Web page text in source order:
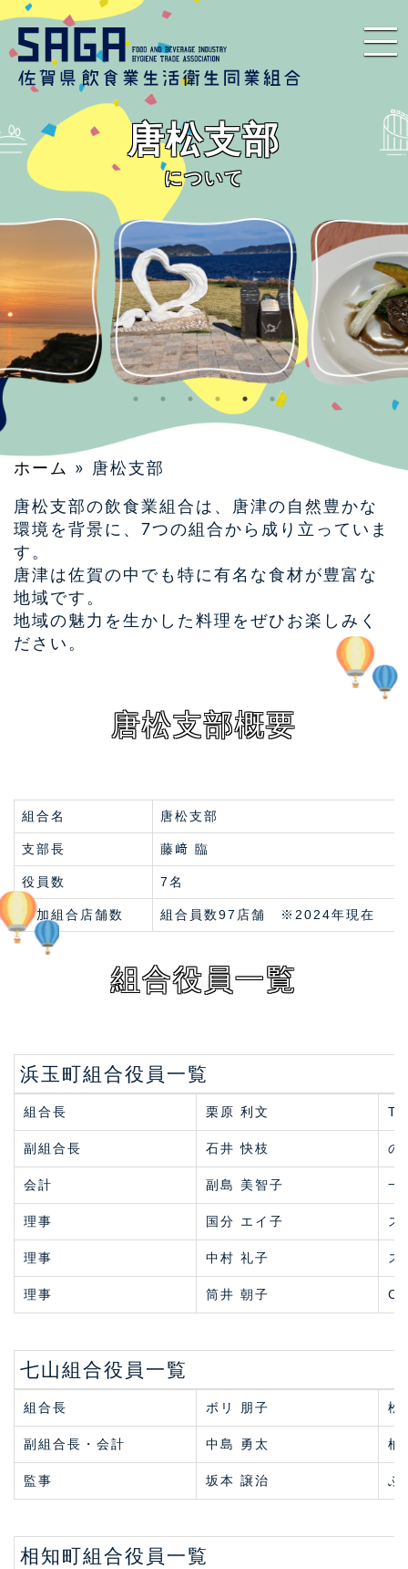
唐松支部
について
ホーム » 唐松支部
唐松支部の飲食業組合は、唐津の自然豊かな
環境を背景に、7つの組合から成り立っていま
す。
唐津は佐賀の中でも特に有名な食材が豊富な
地域です。
地域の魅力を生かした料理をぜひお楽しみく
ださい。
唐松支部概要
組合名 唐松支部
支部長 藤﨑 臨
役員数 7名
参加組合店舗数 組合員数97店舗 ※2024年現在
組合役員一覧
浜玉町組合役員一覧
組合長 栗原 利文 T-
副組合長 石井 快枝 の
会計 副島 美智子 一
理事 国分 エイ子 ス
理事 中村 礼子 ス
理事 筒井 朝子
七山組合役員一覧
組合長 ボリ 朋子 松
副組合長・会計 中島 勇太 柚
監事 坂本 譲治 ふ
相知町組合役員一覧